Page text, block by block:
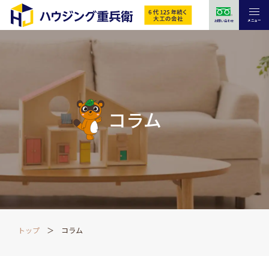
お問い合わせ メニュー
コラム
トップ コラム